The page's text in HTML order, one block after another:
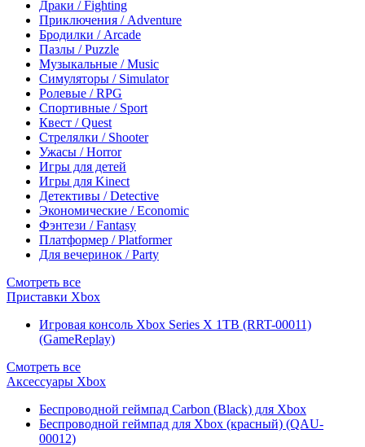
Драки / Fighting
Приключения / Adventure
Бродилки / Arcade
Пазлы / Puzzle
Музыкальные / Music
Симуляторы / Simulator
Ролевые / RPG
Спортивные / Sport
Квест / Quest
Стрелялки / Shooter
Ужасы / Horror
Игры для детей
Игры для Kinect
Детективы / Detective
Экономические / Economic
Фэнтези / Fantasy
Платформер / Platformer
Для вечеринок / Party
Смотреть все
Приставки Xbox
Игровая консоль Xbox Series X 1TB (RRT-00011)
(GameReplay)
Смотреть все
Аксессуары Xbox
Беспроводной геймпад Carbon (Black) для Xbox
Беспроводной геймпад для Xbox (красный) (QAU-
00012)